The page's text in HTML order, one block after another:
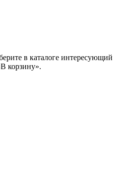
в каталоге интересующий
корзину».